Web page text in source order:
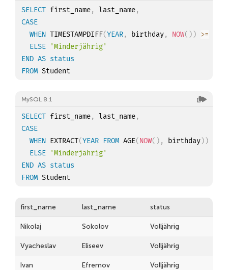
SELECT first_name, last_name,
CASE
WHEN TIMESTAMPDIFF(YEAR, birthday, NOW( ) ) >=
ELSE
'Minderjährig'
END AS status
FROM
MySQL 8.1
SELECT first_name, last_name,
CASE
WHEN EXTRACT(YEAR FROM AGE(NOW( ) , birthday) )
ELSE
'Minderjährig'
END AS status
FROM
first_name last_name status
Nikolaj Sokolov Volljährig
Vyacheslav Eliseev Volljährig
Ivan Efremov Volljährig